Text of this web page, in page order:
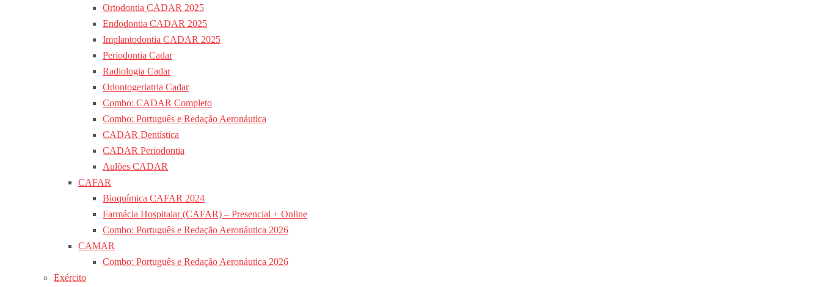
Ortodontia CADAR 2025
Endodontia CADAR 2025
Implantodontia CADAR 2025
Periodontia Cadar
Radiologia Cadar
Odontogeriatria Cadar
Combo: CADAR Completo
Combo: Português e Redação Aeronáutica
CADAR Dentística
CADAR Periodontia
Aulões CADAR
CAFAR
Bioquímica CAFAR 2024
Farmácia Hospitalar (CAFAR) – Presencial + Online
Combo: Português e Redação Aeronáutica 2026
CAMAR
Combo: Português e Redação Aeronáutica 2026
Exército